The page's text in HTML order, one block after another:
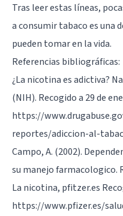
Tras leer estas líneas,
a consumir tabaco es una
pueden tomar en la vida.
Referencias bibliográficas:
¿La nicotina es adictiva?
(NIH). Recogido a 29 de
https://
reportes/adiccion-al-
Campo, A. (2002).
su manejo farmacologico.
La nicotina, pfitzer.es
https://www.pfizer.es/